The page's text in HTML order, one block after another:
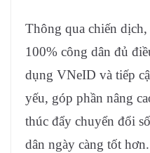
Thông qua chiến
100% công dân đủ
dụng VNeID và tiếp
yếu, góp phần nâng
thúc đẩy chuyển đổi
dân ngày càng tốt hơn.